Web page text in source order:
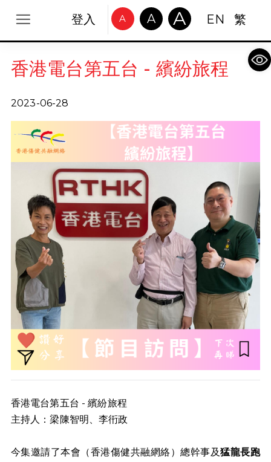
登入 A A A EN 繁
香港電台第五台 - 繽紛旅程
2023-06-28
香港電台第五台 - 繽紛旅程
主持人：梁陳智明、李衎政
今集邀請了本會（香港傷健共融網絡）總幹事及猛龍長跑